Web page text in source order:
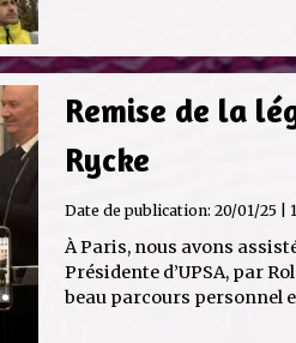
Remise de la
Rycke
Date de publication: 20/01/25 |
À Paris, nous avons
Présidente d’UPSA, par
beau parcours personnel